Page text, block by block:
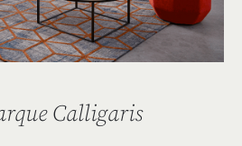
Calligaris